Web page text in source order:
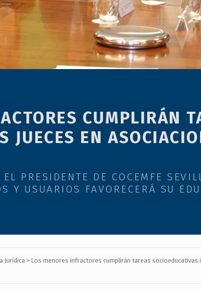
CUMPLIRÁN
JUECES EN
PRESIDENTE DE COCEMFE
Y USUARIOS FAVORECERÁ SU
Jurídica > Los menores infractores cumplirán tareas